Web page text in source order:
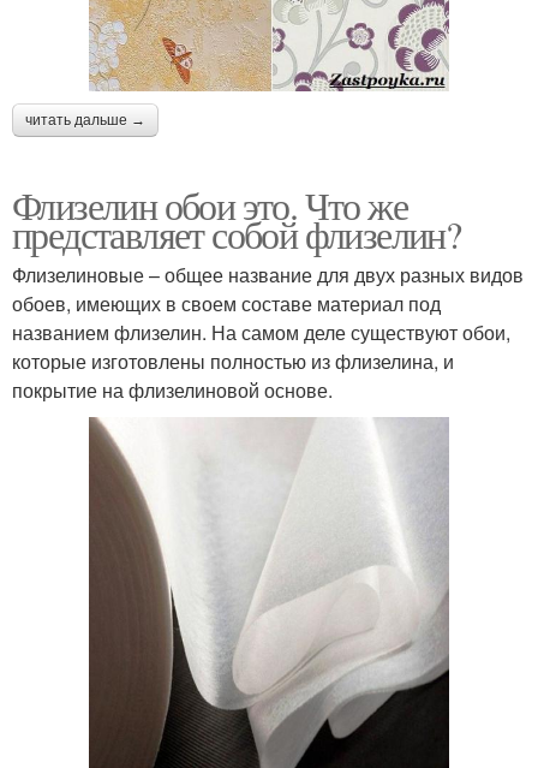
читать дальше →
Флизелин обои это. Что же
представляет собой флизелин?
Флизелиновые – общее название для двух разных видов
обоев, имеющих в своем составе материал под
названием флизелин. На самом деле существуют обои,
которые изготовлены полностью из флизелина, и
покрытие на флизелиновой основе.